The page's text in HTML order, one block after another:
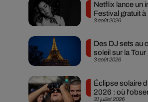
3 août 2026
Netflix lance un
Festival gratuit à
3 août 2026
Des DJ sets au
soleil sur la Tour
31 juillet 2026
Éclipse solaire
2026 : où